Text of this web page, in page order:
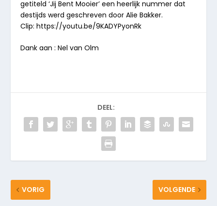
getiteld ‘Jij Bent Mooier’ een heerlijk nummer dat
destijds werd geschreven door Alie Bakker.
Clip: https://youtu.be/9KADYPyonRk
Dank aan : Nel van Olm
DEEL:
VORIG VOLGENDE